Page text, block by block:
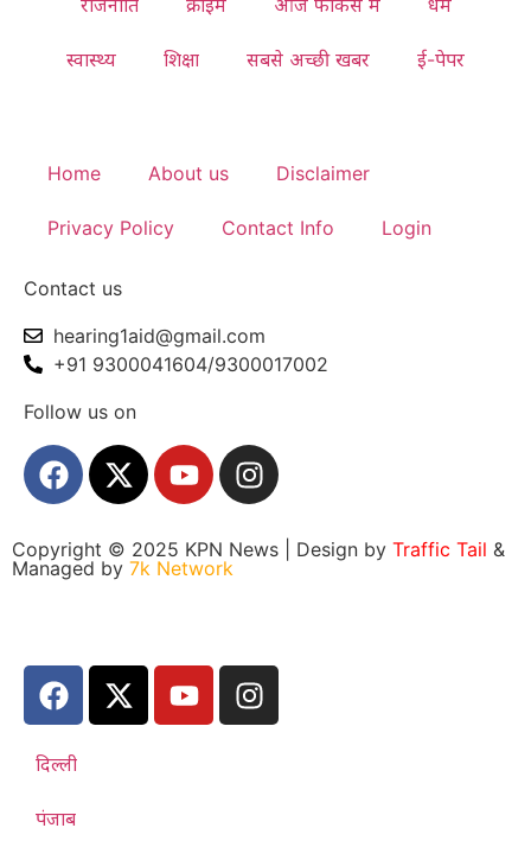
राजनीति क्राइम आज फोकस में धर्म
स्वास्थ्य शिक्षा सबसे अच्छी खबर ई-पेपर
Home About us Disclaimer
Privacy Policy Contact Info Login
Contact us
hearing1aid@gmail.com
+91 9300041604/9300017002
Follow us on
Copyright © 2025 KPN News | Design by Traffic Tail &
Managed by 7k Network
दिल्ली
पंजाब